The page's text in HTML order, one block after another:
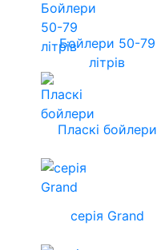
Бойлери 50-79
літрів
Пласкі бойлери
серія Grand